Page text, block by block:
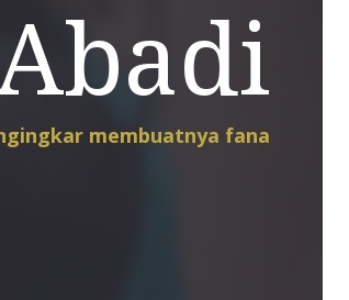
membuatnya fana